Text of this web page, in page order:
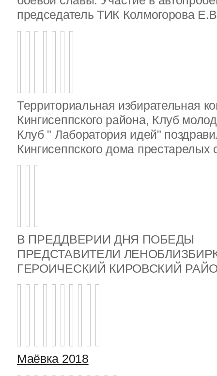
председатель ТИК Колмогорова
Территориальная избирательная
Кингисеппского района, Клуб
Клуб " Лаборатория идей"
Кингисеппского дома
В ПРЕДДВЕРИИ ДНЯ ПОБЕДЫ
ПРЕДСТАВИТЕЛИ
ГЕРОИЧЕСКИЙ КИРОВСКИЙ
Маёвка 2018